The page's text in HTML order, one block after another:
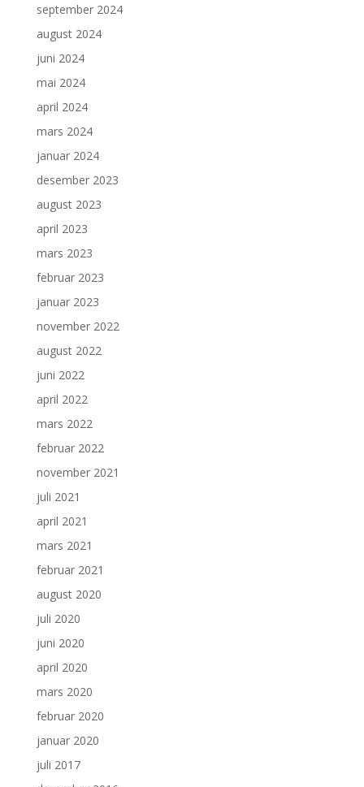
september 2024
august 2024
juni 2024
mai 2024
april 2024
mars 2024
januar 2024
desember 2023
august 2023
april 2023
mars 2023
februar 2023
januar 2023
november 2022
august 2022
juni 2022
april 2022
mars 2022
februar 2022
november 2021
juli 2021
april 2021
mars 2021
februar 2021
august 2020
juli 2020
juni 2020
april 2020
mars 2020
februar 2020
januar 2020
juli 2017